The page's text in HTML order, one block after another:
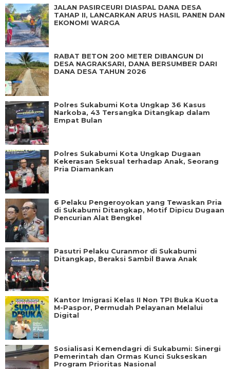
JALAN PASIRCEURI DIASPAL DANA DESA
TAHAP II, LANCARKAN ARUS HASIL PANEN DAN
EKONOMI WARGA
RABAT BETON 200 METER DIBANGUN DI
DESA NAGRAKSARI, DANA BERSUMBER DARI
DANA DESA TAHUN 2026
Polres Sukabumi Kota Ungkap 36 Kasus
Narkoba, 43 Tersangka Ditangkap dalam
Empat Bulan
Polres Sukabumi Kota Ungkap Dugaan
Kekerasan Seksual terhadap Anak, Seorang
Pria Diamankan
6 Pelaku Pengeroyokan yang Tewaskan Pria
di Sukabumi Ditangkap, Motif Dipicu Dugaan
Pencurian Alat Bengkel
Pasutri Pelaku Curanmor di Sukabumi
Ditangkap, Beraksi Sambil Bawa Anak
Kantor Imigrasi Kelas II Non TPI Buka Kuota
M-Paspor, Permudah Pelayanan Melalui
Digital
Sosialisasi Kemendagri di Sukabumi: Sinergi
Pemerintah dan Ormas Kunci Sukseskan
Program Prioritas Nasional